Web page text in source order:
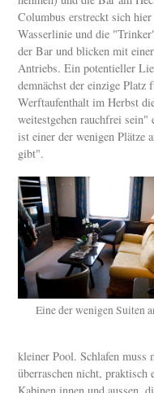
Columbus erstreckt sich
Wasserlinie und die
der Bar und blicken mit
Antriebs. Ein potentieller
demnächst der einzige Platz
Werftaufenthalt im Herbst
weitestgehen rauchfrei
ist einer der wenigen Plätze
gibt".
Eine der wenigen Suiten
kleiner Pool. Schlafen muss
überraschen nicht,